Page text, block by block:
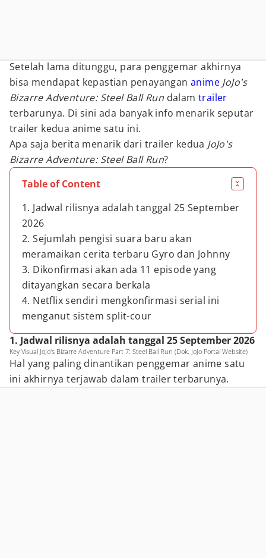
Setelah lama ditunggu, para penggemar akhirnya
bisa mendapat kepastian penayangan anime JoJo's
Bizarre Adventure: Steel Ball Run dalamtrailer
terbarunya. Di sini ada banyak info menarik seputar
trailer kedua anime satu ini.
Apa saja berita menarik dari trailer kedua JoJo's
Bizarre Adventure: Steel Ball Run?
Table of Content
1. Jadwal rilisnya adalah tanggal 25 September
2026
2. Sejumlah pengisi suara baru akan
meramaikan cerita terbaru Gyro dan Johnny
3. Dikonfirmasi akan ada 11 episode yang
ditayangkan secara berkala
4. Netflix sendiri mengkonfirmasi serial ini
menganut sistem split-cour
1. Jadwal rilisnya adalah tanggal 25 September 2026
Key Visual JoJo's Bizarre Adventure Part 7: Steel Ball Run (Dok. JoJo Portal Website)
Hal yang paling dinantikan penggemar anime satu
ini akhirnya terjawab dalam trailer terbarunya.